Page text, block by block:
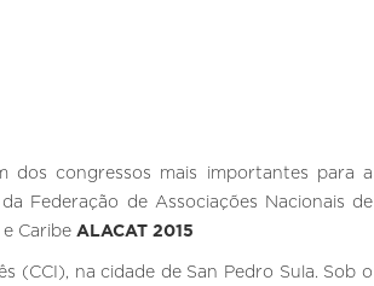
dos congressos mais importantes para a
Federação de Associações Nacionais de
Caribe ALACAT 2015
(CCI), na cidade de San Pedro Sula. Sob o